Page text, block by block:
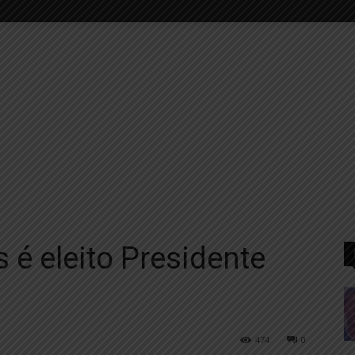
é eleito Presidente
0
474